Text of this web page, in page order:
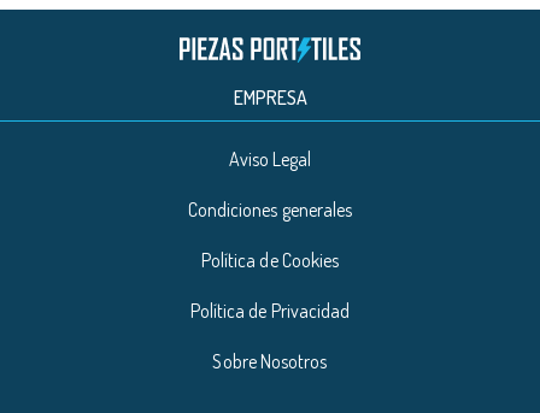
EMPRESA
Aviso Legal
Condiciones generales
Política de Cookies
Política de Privacidad
Sobre Nosotros